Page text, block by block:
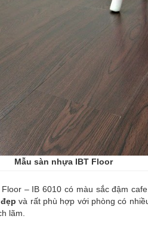
Mẫu sàn nhựa IBT Floor
– IB 6010 có màu sắc đậm
và rất phù hợp với phòng có
lãm.